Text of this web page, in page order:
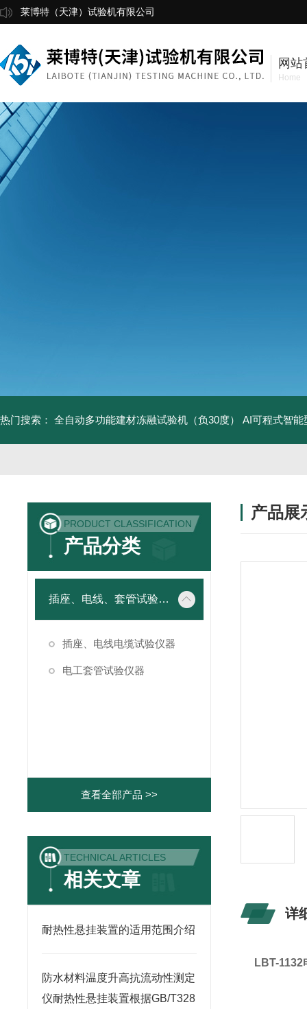
莱博特（天津）试验机有限公司
网站
Home
热门搜索： 全自动多功能建材冻融试验机（负30度） AI可程式智能
PRODUCT CLASSIFICATION
产品分类
插座、电线、套管试验仪器
插座、电线电缆试验仪器
电工套管试验仪器
查看全部产品 >>
TECHNICAL ARTICLES
相关文章
耐热性悬挂装置的适用范围介绍
防水材料温度升高抗流动性测定
仪耐热性悬挂装置根据GB/T328
产品展
详
LBT-1132